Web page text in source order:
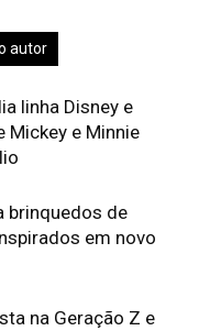
autor
linha Disney e
Mickey e Minnie
brinquedos de
em novo
na Geração Z e